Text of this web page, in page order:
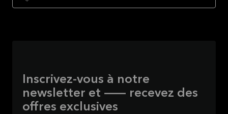
Inscrivez-vous à notre
newsletter et — recevez des
offres exclusives